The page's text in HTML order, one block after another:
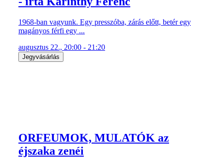
1968-ban vagyunk. Egy presszóba, zárás előtt, betér egy
magányos férfi egy ...
augusztus 22., 20:00 - 21:20
Jegyvásárlás
ORFEUMOK, MULATÓK az
éjszaka zenéi